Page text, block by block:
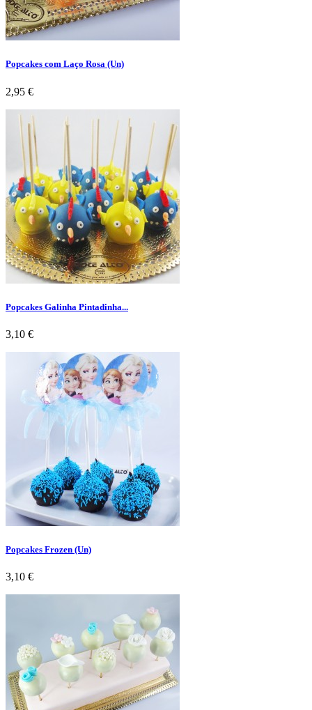
Popcakes com Laço Rosa (Un)
Preço
2,95 €
Popcakes Galinha Pintadinha...
Preço
3,10 €
Popcakes Frozen (Un)
Preço
3,10 €